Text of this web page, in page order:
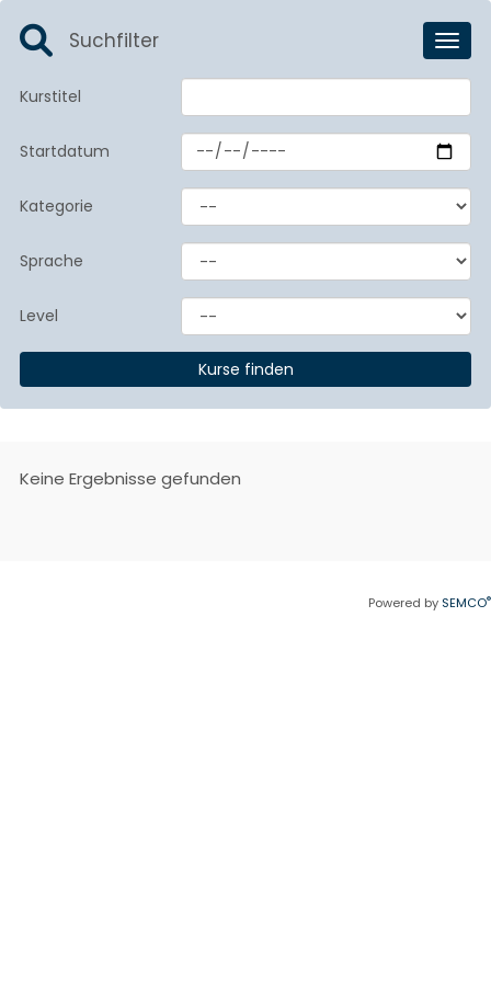
Suchfilter
Kurstitel
Startdatum
Kategorie
Sprache
Level
Keine Ergebnisse gefunden
Powered by SEMCO®